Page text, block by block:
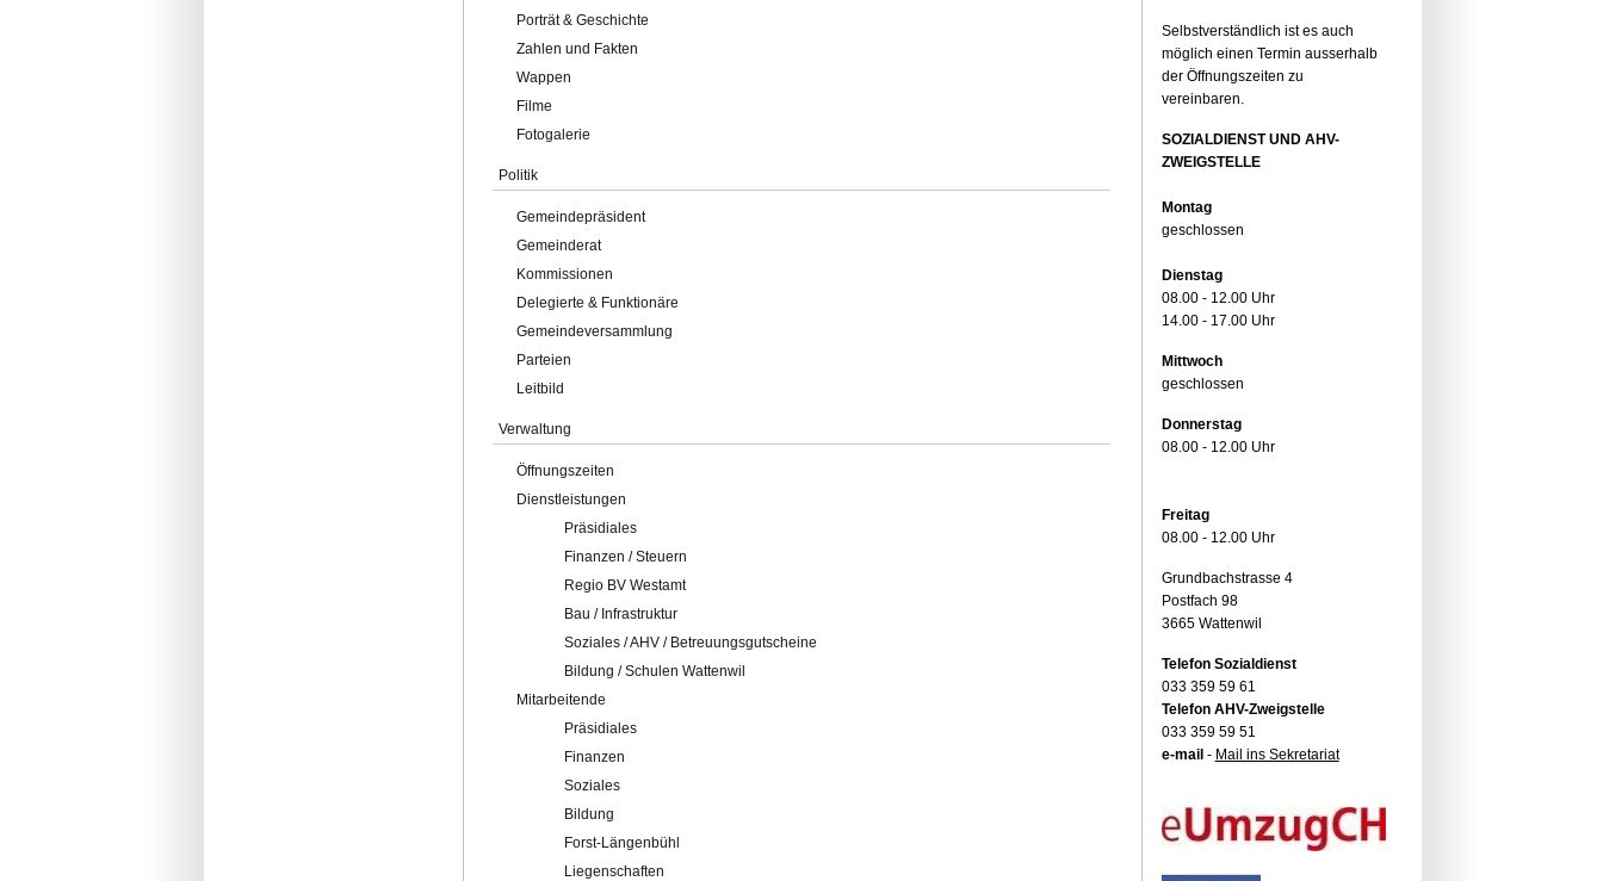
Porträt & Geschichte
Zahlen und Fakten
Wappen
Filme
Fotogalerie
Politik
Gemeindepräsident
Gemeinderat
Kommissionen
Delegierte & Funktionäre
Gemeindeversammlung
Parteien
Leitbild
Verwaltung
Öffnungszeiten
Dienstleistungen
Präsidiales
Finanzen / Steuern
Regio BV Westamt
Bau / Infrastruktur
Soziales / AHV / Betreuungsgutscheine
Bildung / Schulen Wattenwil
Mitarbeitende
Präsidiales
Finanzen
Soziales
Bildung
Forst-Längenbühl
Liegenschaften
Selbstverständlich ist es auch
möglich einen Termin ausserhalb
der Öffnungszeiten zu
vereinbaren.
SOZIALDIENST UND AHV-
ZWEIGSTELLE
Montag
geschlossen
Dienstag
08.00 - 12.00 Uhr
14.00 - 17.00 Uhr
Mittwoch
geschlossen
Donnerstag
08.00 - 12.00 Uhr
Freitag
08.00 - 12.00 Uhr
Grundbachstrasse 4
Postfach 98
3665 Wattenwil
Telefon Sozialdienst
033 359 59 61
Telefon AHV-Zweigstelle
033 359 59 51
e-mail - Mail ins Sekretariat